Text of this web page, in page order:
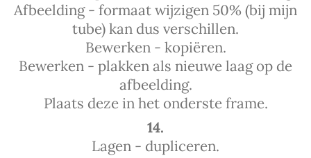
Afbeelding - formaat wijzigen 50% (bij mijn
tube) kan dus verschillen.
Bewerken - kopiëren.
Bewerken - plakken als nieuwe laag op de
afbeelding.
Plaats deze in het onderste frame.
14.
Lagen - dupliceren.